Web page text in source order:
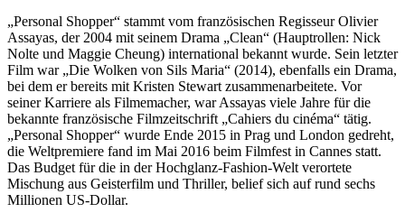
„Personal Shopper“ stammt vom französischen Regisseur Olivier
Assayas, der 2004 mit seinem Drama „Clean“ (Hauptrollen: Nick
Nolte und Maggie Cheung) international bekannt wurde. Sein letzter
Film war „Die Wolken von Sils Maria“ (2014), ebenfalls ein Drama,
bei dem er bereits mit Kristen Stewart zusammenarbeitete. Vor
seiner Karriere als Filmemacher, war Assayas viele Jahre für die
bekannte französische Filmzeitschrift „Cahiers du cinéma“ tätig.
„Personal Shopper“ wurde Ende 2015 in Prag und London gedreht,
die Weltpremiere fand im Mai 2016 beim Filmfest in Cannes statt.
Das Budget für die in der Hochglanz-Fashion-Welt verortete
Mischung aus Geisterfilm und Thriller, belief sich auf rund sechs
Millionen US-Dollar.